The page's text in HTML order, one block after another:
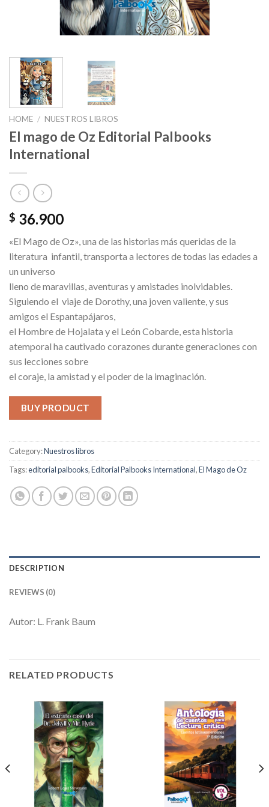
HOME / NUESTROS LIBROS
El mago de Oz Editorial Palbooks
International
$ 36.900
«El Mago de Oz», una de las historias más queridas de la
literatura infantil, transporta a lectores de todas las edades a
un universo
lleno de maravillas, aventuras y amistades inolvidables.
Siguiendo el viaje de Dorothy, una joven valiente, y sus
amigos el Espantapájaros,
el Hombre de Hojalata y el León Cobarde, esta historia
atemporal ha cautivado corazones durante generaciones con
sus lecciones sobre
el coraje, la amistad y el poder de la imaginación.
BUY PRODUCT
Category:Nuestros libros
Tags:editorial palbooks,Editorial Palbooks International,El Mago de Oz
DESCRIPTION
REVIEWS (0)
Autor: L. Frank Baum
RELATED PRODUCTS